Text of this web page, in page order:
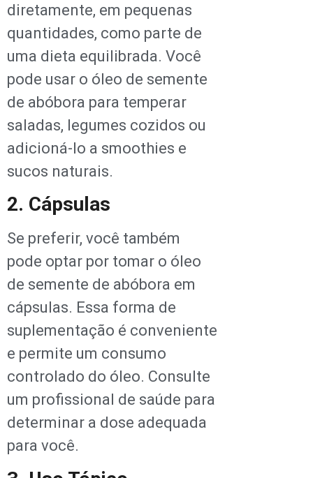
diretamente, em pequenas
quantidades, como parte de
uma dieta equilibrada. Você
pode usar o óleo de semente
de abóbora para temperar
saladas, legumes cozidos ou
adicioná-lo a smoothies e
sucos naturais.
2. Cápsulas
Se preferir, você também
pode optar por tomar o óleo
de semente de abóbora em
cápsulas. Essa forma de
suplementação é conveniente
e permite um consumo
controlado do óleo. Consulte
um profissional de saúde para
determinar a dose adequada
para você.